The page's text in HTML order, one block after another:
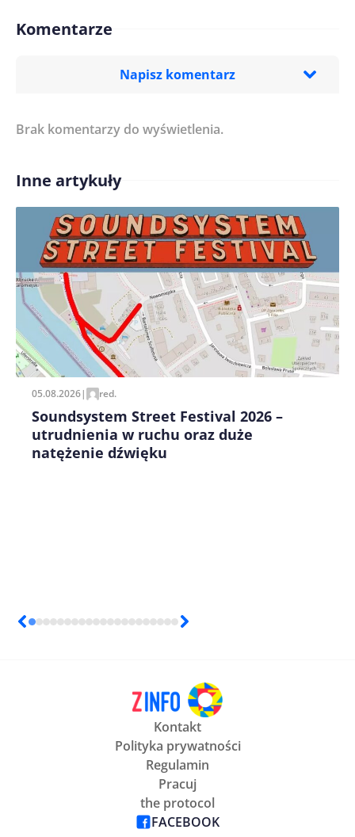
Komentarze
Napisz komentarz
Treść komentarza*
Imię/ Nick*
Zapamiętaj moje dane w tej przeglądarce podczas
pisania kolejnych komentarzy.
Brak komentarzy do wyświetlenia.
Inne artykuły
05.08.2026| red.
Soundsystem Street Festival 2026 –
utrudnienia w ruchu oraz duże
natężenie dźwięku
Kontakt
Polityka prywatności
Regulamin
Pracuj
the protocol
FACEBOOK